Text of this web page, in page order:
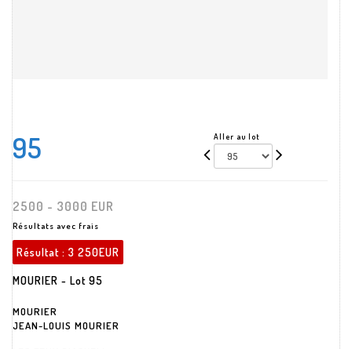
95 Aller au lot
2500 - 3000 EUR
Résultats avec frais
Résultat : 3 250EUR
MOURIER - Lot 95
MOURIER
JEAN-LOUIS MOURIER